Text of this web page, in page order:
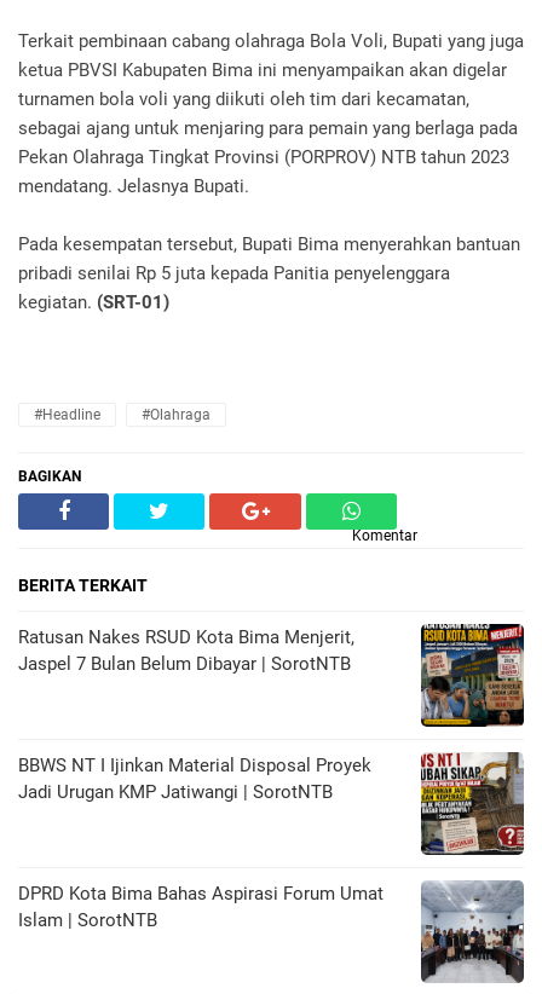
Terkait pembinaan cabang olahraga Bola Voli, Bupati yang juga
ketua PBVSI Kabupaten Bima ini menyampaikan akan digelar
turnamen bola voli yang diikuti oleh tim dari kecamatan,
sebagai ajang untuk menjaring para pemain yang berlaga pada
Pekan Olahraga Tingkat Provinsi (PORPROV) NTB tahun 2023
mendatang. Jelasnya Bupati.
Pada kesempatan tersebut, Bupati Bima menyerahkan bantuan
pribadi senilai Rp 5 juta kepada Panitia penyelenggara
kegiatan. (SRT-01)
#Headline #Olahraga
BAGIKAN
Komentar
BERITA TERKAIT
Ratusan Nakes RSUD Kota Bima Menjerit,
Jaspel 7 Bulan Belum Dibayar | SorotNTB
BBWS NT I Ijinkan Material Disposal Proyek
Jadi Urugan KMP Jatiwangi | SorotNTB
DPRD Kota Bima Bahas Aspirasi Forum Umat
Islam | SorotNTB